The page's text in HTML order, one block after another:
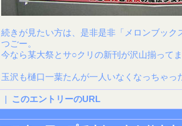
続きが見たい方は、是非是非「メロンブック
つごー。
今なら某大祭とサ○クリの新刊が沢山揃って
玉沢も樋口一葉たんが一人いなくなっちゃっ
| このエントリーのURL